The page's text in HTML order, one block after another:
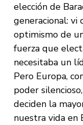
elección de
generacional:
optimismo de
fuerza que
necesitaba un
Pero Europa,
poder
deciden la
nuestra vida en